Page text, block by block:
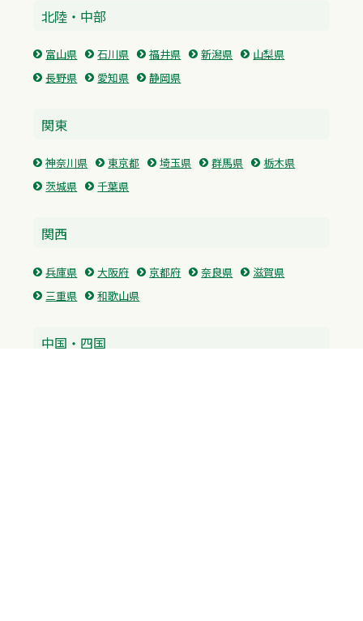
北陸・中部
富山県 石川県 福井県 新潟県
山梨県
長野県
愛知県 静岡県
関東
神奈川県 東京都 埼玉県 群馬県
栃木県
茨城県
千葉県
関西
兵庫県 大阪府 京都府 奈良県
滋賀県
三重県
和歌山県
中国・四国